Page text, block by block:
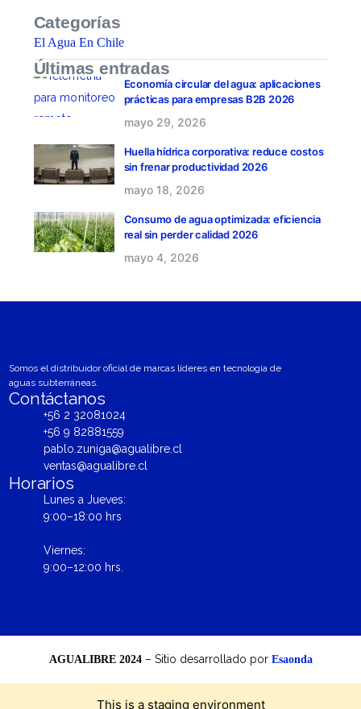
Categorías
El Agua En Chile
Últimas entradas
Economía circular del agua: aplicaciones
prácticas para empresas B2B 2026
mayo 29, 2026
Huella hídrica corporativa: reduce costos
sin frenar productividad 2026
mayo 18, 2026
Consumo de agua optimizada: eficiencia
real sin perder calidad 2026
mayo 4, 2026
Somos el distribuidor oficial de marcas líderes en tecnología de
aguas subterráneas.
Contáctanos
+56 2 32081024
+56 9 82881559
pablo.zuniga@agualibre.cl
ventas@agualibre.cl
Horarios
Lunes a Jueves:
9:00–18:00 hrs
Viernes:
9:00–12:00 hrs.
AGUALIBRE 2024– Sitio desarrollado por Esaonda
This is a staging environment